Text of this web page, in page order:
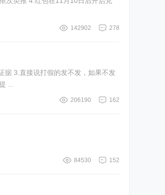
278
142902
据 3.直接说打假的发不发，如果不发
...
162
206190
152
84530